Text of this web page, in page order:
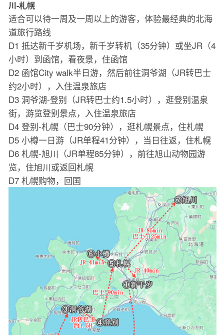
川-札幌
适合可以待一周及一周以上的游客，体验最经典的北海
道旅行路线
D1 抵达新千岁机场，新千岁转机（35分钟）或坐JR（4
小时）到函馆，看夜景，住函馆
D2 函馆City walk半日游，然后前往洞爷湖（JR转巴士
约2小时），入住温泉旅店
D3 洞爷湖-登别（JR转巴士约1.5小时），逛登别温泉
街，游览登别景点，入住温泉旅店
D4 登别-札幌（巴士90分钟），逛札幌景点，住札幌
D5 小樽一日游（JR单程41分钟），当日往返，住札幌
D6 札幌-旭川（JR单程85分钟），前往旭山动物园游
览，住旭川或返回札幌
D7 札幌购物，回国